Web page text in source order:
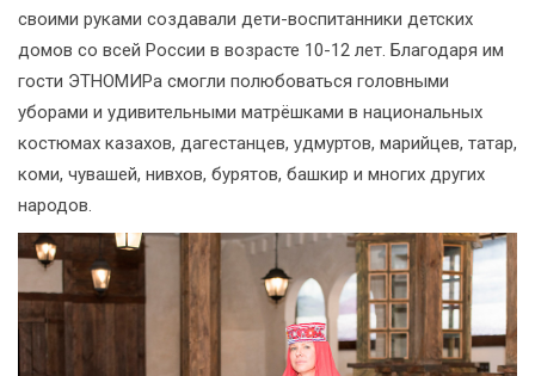
своими руками создавали дети-воспитанники детских
домов со всей России в возрасте 10-12 лет. Благодаря им
гости ЭТНОМИРа смогли полюбоваться головными
уборами и удивительными матрёшками в национальных
костюмах казахов, дагестанцев, удмуртов, марийцев, татар,
коми, чувашей, нивхов, бурятов, башкир и многих других
народов.